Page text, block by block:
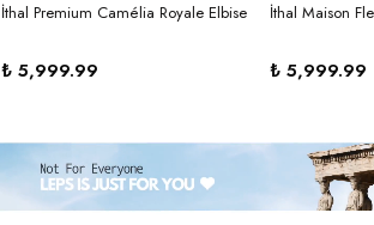
İthal Premium Camélia Royale Elbise
₺ 5,999.99 ₺ 5,999.99